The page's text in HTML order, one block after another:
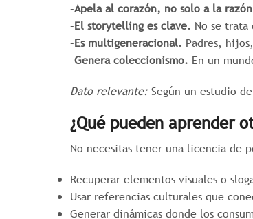
–Apela al corazón, no solo a la
–El storytelling es clave. No se
–Es multigeneracional. Padres,
–Genera coleccionismo. En un
Dato relevante: Según un estudio
¿Qué pueden aprender
No necesitas tener una licencia de
Recuperar elementos visuales o
Usar referencias culturales que
Generar dinámicas donde los